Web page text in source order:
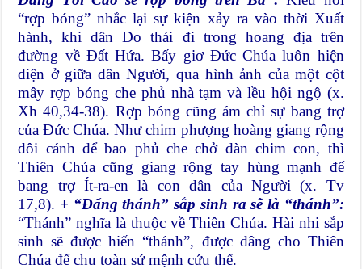
“rợp bóng” nhắc lại sự kiện xảy ra vào thời Xuất
hành, khi dân Do thái đi trong hoang địa trên
đường về Đất Hứa. Bấy giơ Đức Chúa luôn hiện
diện ở giữa dân Người, qua hình ảnh của một cột
mây rợp bóng che phủ nhà tạm và lều hội ngộ (x.
Xh 40,34-38). Rợp bóng cũng ám chỉ sự bang trợ
của Đức Chúa. Như chim phượng hoàng giang rộng
đôi cánh để bao phủ che chở đàn chim con, thì
Thiên Chúa cũng giang rộng tay hùng mạnh để
bang trợ Ít-ra-en là con dân của Người (x. Tv
17,8). + “Đấng thánh” sắp sinh ra sẽ là “thánh”:
“Thánh” nghĩa là thuộc về Thiên Chúa. Hài nhi sắp
sinh sẽ được hiến “thánh”, được dâng cho Thiên
Chúa để chu toàn sứ mệnh cứu thế.